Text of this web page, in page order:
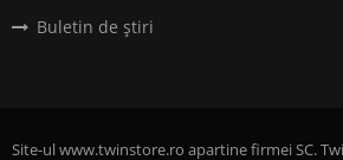
Buletin de știri
Site-ul www.twinstore.ro apartine firmei SC.